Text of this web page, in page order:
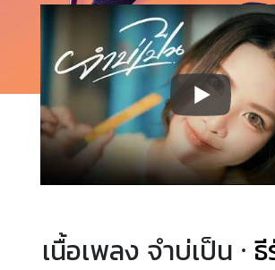
เนื้อเพลง จำบ่เป็น · ธี